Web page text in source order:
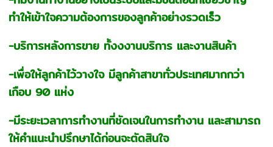
ทำให้เข้าใจความต้องการของลูกค้าอย่างรวดเร็ว
-บริการหลังการขาย ทั้งงงานบริการ และงานสินค้า
-เพื่อให้ลูกค้าไว้วางใจ มีลูกค้าสาขาทั่วประเทศมากกว่า
เกือบ 90 แห่ง
-มีระยะเวลาการทำงานที่ชัดเจนในการทำงาน และสามารถ
ให้คำแนะนำปรึกษาได้ก่อนจะตัดสินใจ